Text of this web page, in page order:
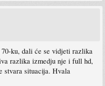
ku, dali će se vidjeti razlika
razlika izmedju nje i full hd,
stvara situacija. Hvala